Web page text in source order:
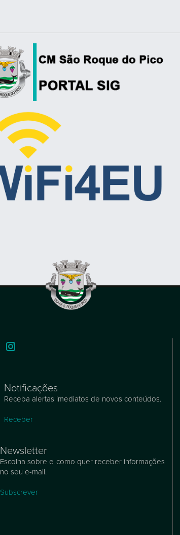
Notificações
Receba alertas imediatos de novos conteúdos.
Receber
Newsletter
Escolha sobre e como quer receber informações
no seu e-mail.
Subscrever